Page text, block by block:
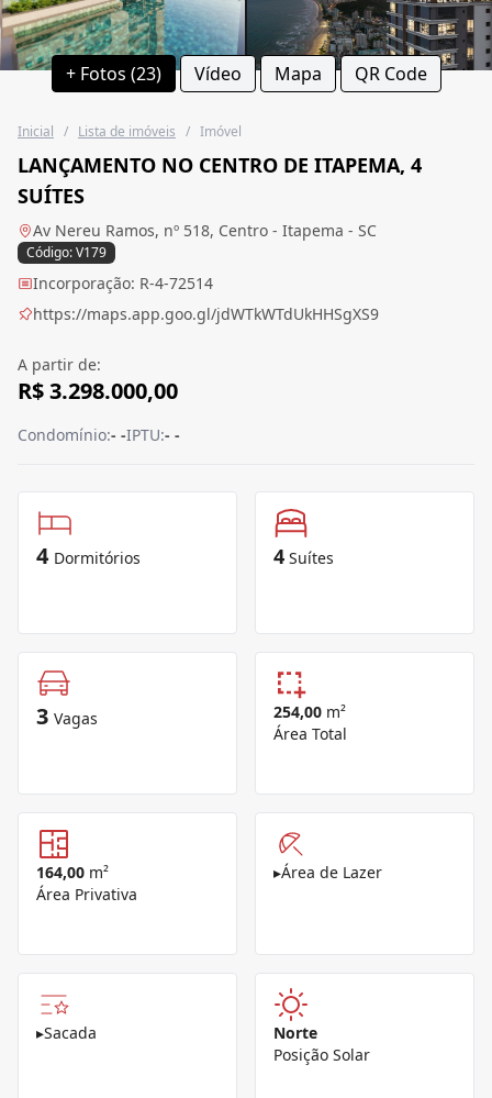
+ Fotos (23) Vídeo Mapa QR Code
Inicial / Lista de imóveis / Imóvel
LANÇAMENTO NO CENTRO DE ITAPEMA, 4
SUÍTES
Av Nereu Ramos, nº 518, Centro - Itapema - SC
Código: V179
Incorporação: R-4-72514
https://maps.app.goo.gl/jdWTkWTdUkHHSgXS9
A partir de:
R$ 3.298.000,00
Condomínio:- -IPTU:- -
4 Dormitórios 4 Suítes
3 Vagas 254,00 m²
Área Total
164,00 m²
Área Privativa
▸Área de Lazer
▸Sacada
Norte
Posição Solar